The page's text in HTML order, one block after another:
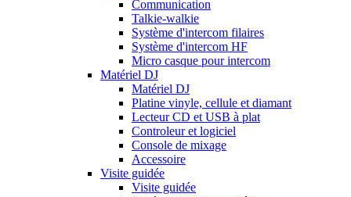
Communication
Talkie-walkie
Système d'intercom filaires
Système d'intercom HF
Micro casque pour intercom
Matériel DJ
Matériel DJ
Platine vinyle, cellule et diamant
Lecteur CD et USB à plat
Controleur et logiciel
Console de mixage
Accessoire
Visite guidée
Visite guidée